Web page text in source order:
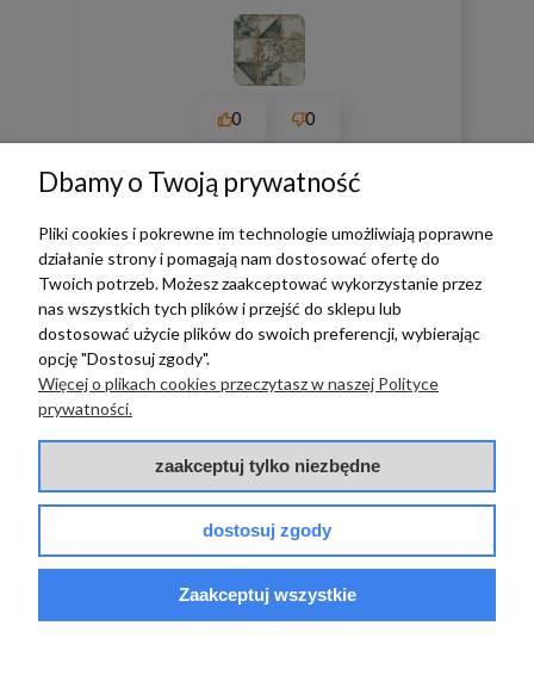
0 0
zebranych i zweryfikowanych przez
PŁATNOŚCI I DOSTAWA
POMOC
Dbamy o Twoją prywatność
Pliki cookies i pokrewne im technologie umożliwiają poprawne
działanie strony i pomagają nam dostosować ofertę do
Twoich potrzeb. Możesz zaakceptować wykorzystanie przez
nas wszystkich tych plików i przejść do sklepu lub
dostosować użycie plików do swoich preferencji, wybierając
opcję "Dostosuj zgody".
Więcej o plikach cookies przeczytasz w naszej Polityce
prywatności.
zaakceptuj tylko niezbędne
dostosuj zgody
Zaakceptuj wszystkie